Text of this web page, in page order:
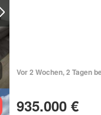
Vor 2 Wochen, 2 Tagen
935.000 €